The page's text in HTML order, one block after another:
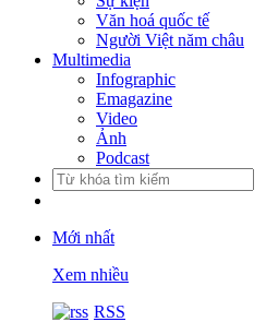
Văn hoá quốc tế
Người Việt năm châu
Multimedia
Infographic
Emagazine
Video
Ảnh
Podcast
Mới nhất
Xem nhiều
RSS